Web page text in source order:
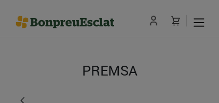
PREMSA